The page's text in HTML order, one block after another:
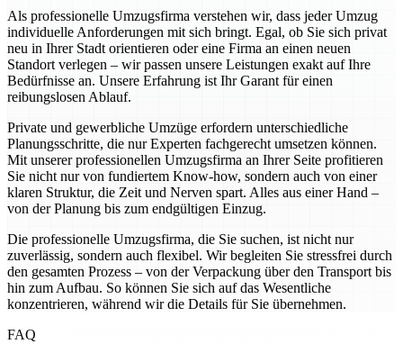
Als professionelle Umzugsfirma verstehen wir, dass jeder Umzug
individuelle Anforderungen mit sich bringt. Egal, ob Sie sich privat
neu in Ihrer Stadt orientieren oder eine Firma an einen neuen
Standort verlegen – wir passen unsere Leistungen exakt auf Ihre
Bedürfnisse an. Unsere Erfahrung ist Ihr Garant für einen
reibungslosen Ablauf.
Private und gewerbliche Umzüge erfordern unterschiedliche
Planungsschritte, die nur Experten fachgerecht umsetzen können.
Mit unserer professionellen Umzugsfirma an Ihrer Seite profitieren
Sie nicht nur von fundiertem Know-how, sondern auch von einer
klaren Struktur, die Zeit und Nerven spart. Alles aus einer Hand –
von der Planung bis zum endgültigen Einzug.
Die professionelle Umzugsfirma, die Sie suchen, ist nicht nur
zuverlässig, sondern auch flexibel. Wir begleiten Sie stressfrei durch
den gesamten Prozess – von der Verpackung über den Transport bis
hin zum Aufbau. So können Sie sich auf das Wesentliche
konzentrieren, während wir die Details für Sie übernehmen.
FAQ